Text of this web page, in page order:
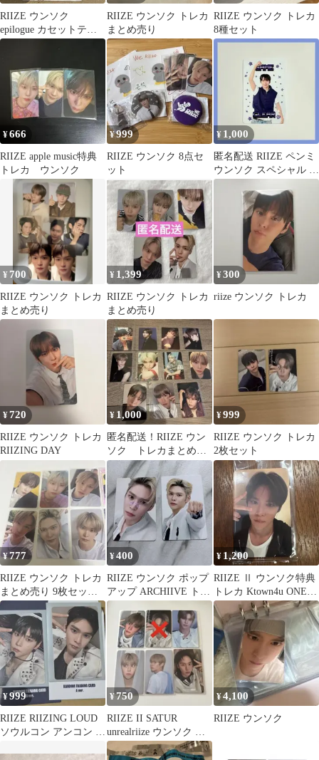
RIIZE ウンソク
epilogue カセットテー
プver トレカ
RIIZE ウンソク トレカ
まとめ売り
RIIZE ウンソク トレカ
8種セット
¥666
RIIZE apple music特典
トレカ ウンソク
¥999
RIIZE ウンソク 8点セ
ット
¥ 1,000
匿名配送 RIIZE ペンミ
ウンソク スペシャル ト
レカ
¥ 700
RIIZE ウンソク トレカ
まとめ売り
¥ 1,399
RIIZE ウンソク トレカ
まとめ売り
¥300
riize ウンソク トレカ
¥720
RIIZE ウンソク トレカ
RIIZING DAY
¥ 1,000
匿名配送！RIIZE ウン
ソク トレカまとめ売
り
¥999
RIIZE ウンソク トレカ
2枚セット
¥777
RIIZE ウンソク トレカ
まとめ売り 9枚セット
RIIZING
¥400
RIIZE ウンソク ポップ
アップ ARCHIIVE トレ
カ2枚ラントレ
¥ 1,200
RIIZE Ⅱ ウンソク特典
トレカ Ktown4u ONE-
DAY イベント
¥999
RIIZE RIIZING LOUD
ソウルコン アンコン ト
¥750
RIIZE II SATUR
unrealriize ウンソク ト
レカ 5枚
¥4,100
RIIZE ウンソク